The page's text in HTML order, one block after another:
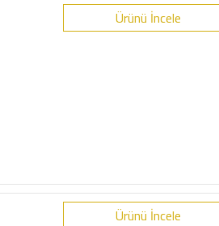
Ürünü İncele
Ürünü İncele